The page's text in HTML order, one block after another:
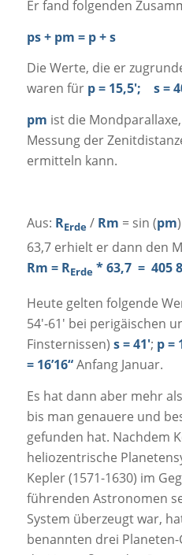
Er fand folgenden
ps + pm = p + s
Die Werte, die er
waren für p = 15,5′; s =
pm ist die
Messung der
ermitteln kann.
Aus: RErde / Rm = sin (pm
63,7 erhielt er dann den
Rm = RErde * 63,7 = 405
Heute gelten folgende
54′-61′ bei perigäischen
Finsternissen) s = 41′; p =
= 16’16“Anfang Januar.
Es hat dann aber mehr
bis man genauere und
gefunden hat. Nachdem
heliozentrische
Kepler (1571-1630) im
führenden Astronomen
System überzeugt war,
benannten drei